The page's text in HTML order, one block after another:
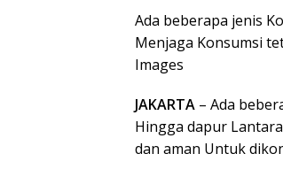
Ada beberapa jenis
Menjaga Konsumsi
Images
JAKARTA – Ada
Hingga dapur
dan aman Untuk